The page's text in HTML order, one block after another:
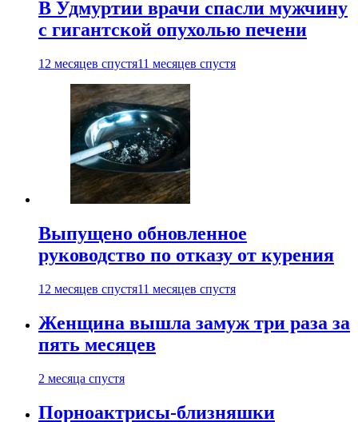
В Удмуртии врачи спасли мужчину
с гигантской опухолью печени
12 месяцев спустя11 месяцев спустя
Выпущено обновленное
руководство по отказу от курения
12 месяцев спустя11 месяцев спустя
Женщина вышла замуж три раза за
пять месяцев
2 месяца спустя
Порноактрисы-близняшки